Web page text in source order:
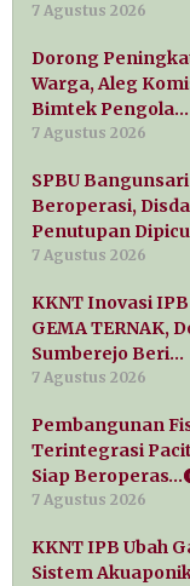
7 Agustus 2026
Dorong
Warga, Aleg
Bimtek Pengola…
7 Agustus 2026
SPBU
Beroperasi,
Penutupan
7 Agustus 2026
KKNT Inovasi
GEMA TERNAK,
Sumberejo Beri…
7 Agustus 2026
Pembangunan
Terintegrasi
Siap Beroperas…
7 Agustus 2026
KKNT IPB Ubah
Sistem